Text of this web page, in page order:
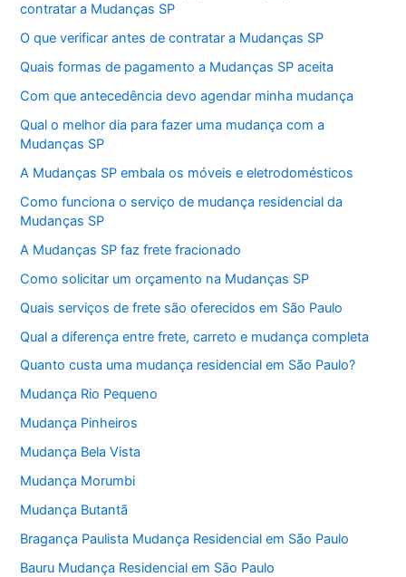
contratar a Mudanças SP
O que verificar antes de contratar a Mudanças SP
Quais formas de pagamento a Mudanças SP aceita
Com que antecedência devo agendar minha mudança
Qual o melhor dia para fazer uma mudança com a
Mudanças SP
A Mudanças SP embala os móveis e eletrodomésticos
Como funciona o serviço de mudança residencial da
Mudanças SP
A Mudanças SP faz frete fracionado
Como solicitar um orçamento na Mudanças SP
Quais serviços de frete são oferecidos em São Paulo
Qual a diferença entre frete, carreto e mudança completa
Quanto custa uma mudança residencial em São Paulo?
Mudança Rio Pequeno
Mudança Pinheiros
Mudança Bela Vista
Mudança Morumbi
Mudança Butantã
Bragança Paulista Mudança Residencial em São Paulo
Bauru Mudança Residencial em São Paulo